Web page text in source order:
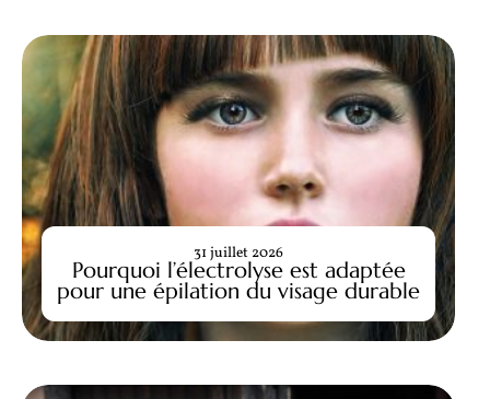
Pourquoi l’électrolyse est adaptée
pour une épilation du visage durable
31 juillet 2026